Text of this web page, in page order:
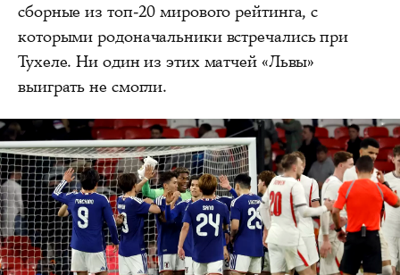
сборные из топ-20 мирового рейтинга, с
которыми родоначальники встречались при
Тухеле. Ни один из этих матчей «Львы»
выиграть не смогли.